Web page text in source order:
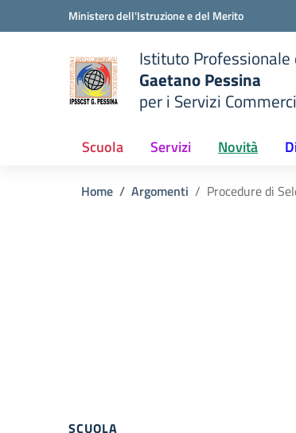
Vai ai contenuti
Vai al menu di navigazioneMinistero dell'Istruzione e del Merito
Istituto Professionale
Gaetano Pessina
per i Servizi
Scuola Servizi Novità
Home Argomenti Procedure di
Cerca
SCUOLA